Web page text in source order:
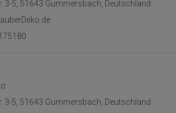
3-5, 51643 Gummersbach, Deutschland
3-5, 51643 Gummersbach, Deutschland